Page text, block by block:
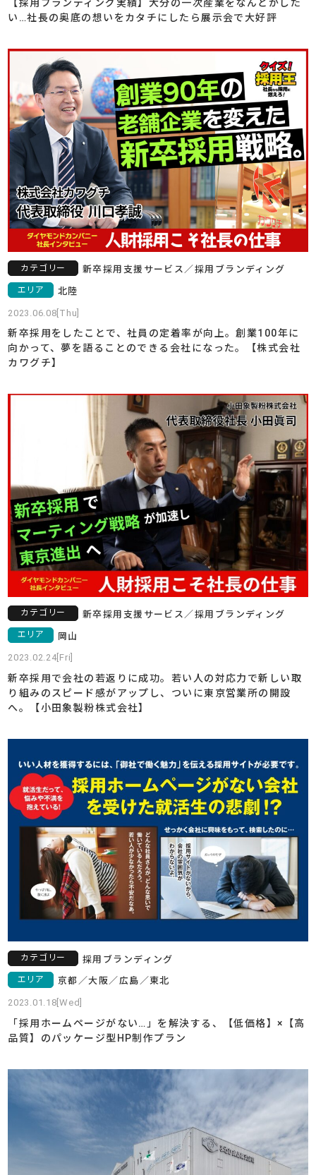
【採用ブランディング実績】大分の一次産業をなんとかした
い…社長の奥底の想いをカタチにしたら展示会で大好評
カテゴリー 新卒採用支援サービス ／ 採用ブランディング
エリア 北陸
2023.06.08[Thu]
新卒採用をしたことで、社員の定着率が向上。創業100年に
向かって、夢を語ることのできる会社になった。【株式会社
カワグチ】
カテゴリー 新卒採用支援サービス ／ 採用ブランディング
エリア 岡山
2023.02.24[Fri]
新卒採用で会社の若返りに成功。若い人の対応力で新しい取
り組みのスピード感がアップし、ついに東京営業所の開設
へ。【小田象製粉株式会社】
カテゴリー 採用ブランディング
エリア 京都 ／大阪／ 広島 ／東北
2023.01.18[Wed]
「採用ホームページがない…」を解決する、【低価格】×【高
品質】のパッケージ型HP制作プラン